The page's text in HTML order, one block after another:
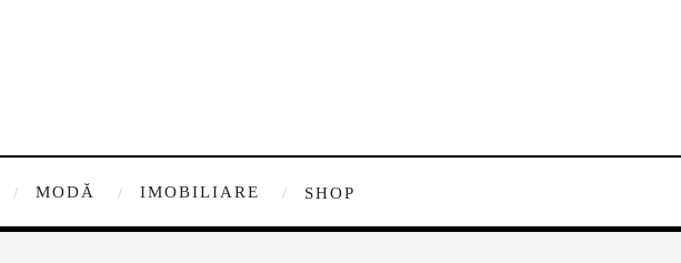
MODĂ IMOBILIARE SHOP